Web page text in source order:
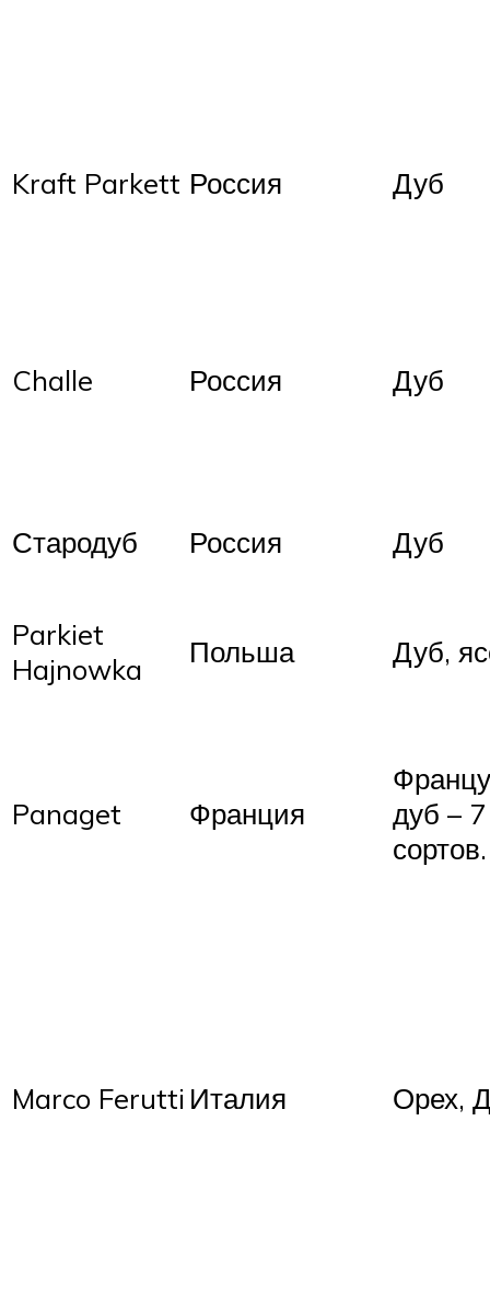
Kraft Parkett Россия Дуб
Challe Россия Дуб
Стародуб Россия Дуб
Parkiet
Hajnowka
Польша Дуб,
Panaget Франция
дуб – 7
сортов.
Marco Ferutti Италия Орех,